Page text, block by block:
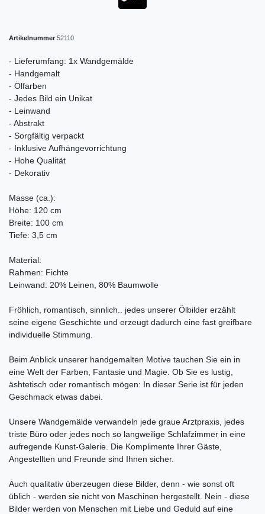
Artikelnummer 52110
- Lieferumfang: 1x Wandgemälde
- Handgemalt
- Ölfarben
- Jedes Bild ein Unikat
- Leinwand
- Abstrakt
- Sorgfältig verpackt
- Inklusive Aufhängevorrichtung
- Hohe Qualität
- Dekorativ
Masse (ca.):
Höhe: 120 cm
Breite: 100 cm
Tiefe: 3,5 cm
Material:
Rahmen: Fichte
Leinwand: 20% Leinen, 80% Baumwolle
Fröhlich, romantisch, sinnlich.. jedes unserer Ölbilder erzählt
seine eigene Geschichte und erzeugt dadurch eine fast greifbare
individuelle Stimmung.
Beim Anblick unserer handgemalten Motive tauchen Sie ein in
eine Welt der Farben, Fantasie und Magie. Ob Sie es lustig,
äshtetisch oder romantisch mögen: In dieser Serie ist für jeden
Geschmack etwas dabei.
Unsere Wandgemälde verwandeln jede graue Arztpraxis, jedes
triste Büro oder jedes noch so langweilige Schlafzimmer in eine
aufregende Kunst-Galerie. Die Komplimente Ihrer Gäste,
Angestellten und Freunde sind Ihnen sicher.
Auch qualitativ überzeugen diese Bilder, denn - wie sonst oft
üblich - werden sie nicht von Maschinen hergestellt. Nein - diese
Bilder werden von Menschen mit Liebe und Geduld auf eine